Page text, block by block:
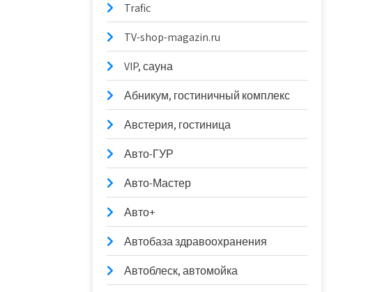
Trafic
TV-shop-magazin.ru
VIP, сауна
Абникум, гостиничный комплекс
Австерия, гостиница
Авто-ГУР
Авто-Мастер
Авто+
Автобаза здравоохранения
Автоблеск, автомойка